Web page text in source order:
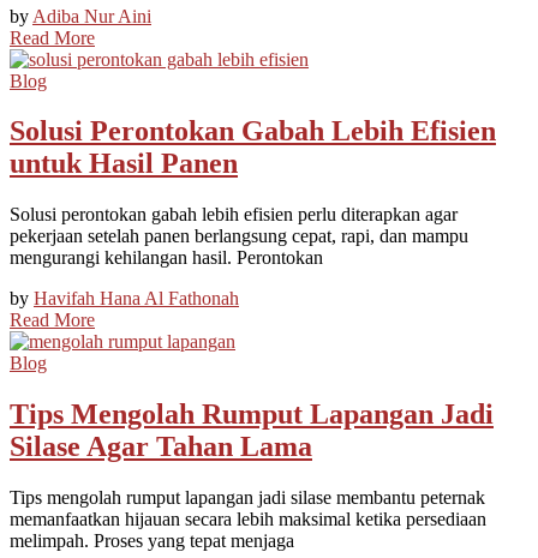
by Adiba Nur Aini
Read More
Blog
Solusi Perontokan Gabah Lebih Efisien
untuk Hasil Panen
Solusi perontokan gabah lebih efisien perlu diterapkan agar
pekerjaan setelah panen berlangsung cepat, rapi, dan mampu
mengurangi kehilangan hasil. Perontokan
by Havifah Hana Al Fathonah
Read More
Blog
Tips Mengolah Rumput Lapangan Jadi
Silase Agar Tahan Lama
Tips mengolah rumput lapangan jadi silase membantu peternak
memanfaatkan hijauan secara lebih maksimal ketika persediaan
melimpah. Proses yang tepat menjaga